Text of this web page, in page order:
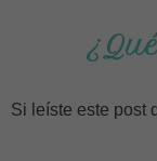
Si leíste este post